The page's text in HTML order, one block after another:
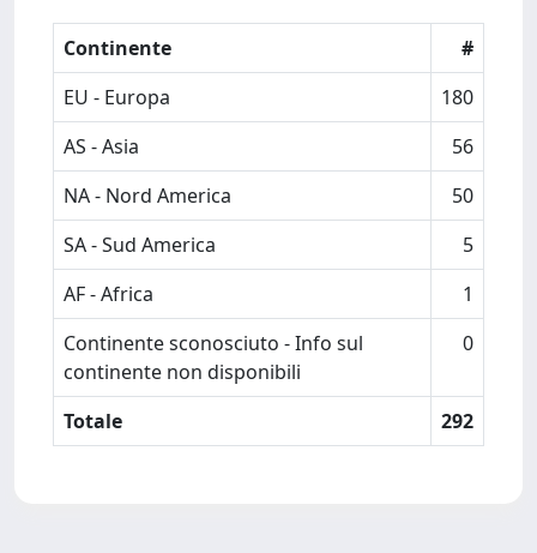
Continente
#
EU - Europa
180
AS - Asia
56
NA - Nord America
50
SA - Sud America
5
AF - Africa
1
Continente sconosciuto - Info sul
continente non disponibili
0
Totale 292